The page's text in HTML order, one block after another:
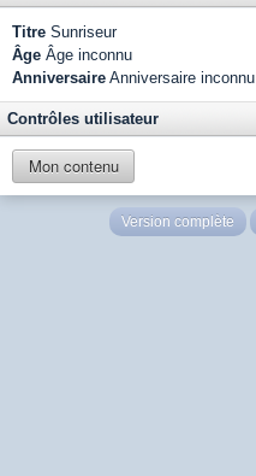
Titre Sunriseur
Âge Âge inconnu
Anniversaire Anniversaire inconnu
Contrôles utilisateur
Mon contenu
Version complète